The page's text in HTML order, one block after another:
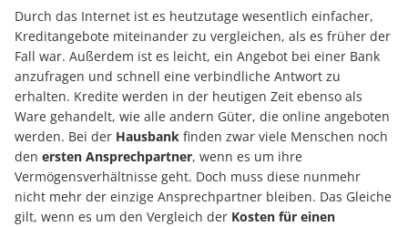
Durch das Internet ist es heutzutage wesentlich einfacher,
Kreditangebote miteinander zu vergleichen, als es früher der
Fall war. Außerdem ist es leicht, ein Angebot bei einer Bank
anzufragen und schnell eine verbindliche Antwort zu
erhalten. Kredite werden in der heutigen Zeit ebenso als
Ware gehandelt, wie alle andern Güter, die online angeboten
werden. Bei der Hausbank finden zwar viele Menschen noch
den ersten Ansprechpartner, wenn es um ihre
Vermögensverhältnisse geht. Doch muss diese nunmehr
nicht mehr der einzige Ansprechpartner bleiben. Das Gleiche
gilt, wenn es um den Vergleich der Kosten für einen